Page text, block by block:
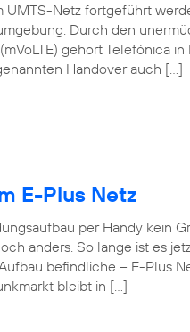
Netz fortgeführt
Durch den
gehört Telefónica
Handover auch […]
E-Plus Netz
per Handy kein
anders. So lange ist es
befindliche – E-Plus
bleibt in […]